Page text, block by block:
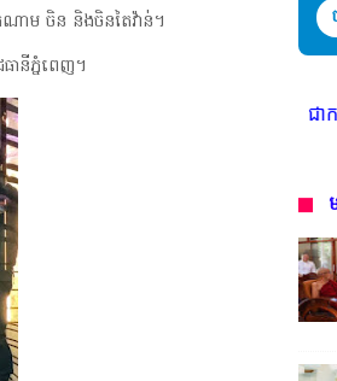
ណាម ចិន និងចិនតៃវ៉ាន់។
ធានីភ្នំពេញ។
តា
ជីវៈ ត្រូវបានអនុវត្ត ជាកត្តាចម្បង ព្